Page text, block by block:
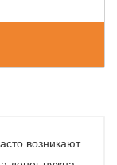
возникают